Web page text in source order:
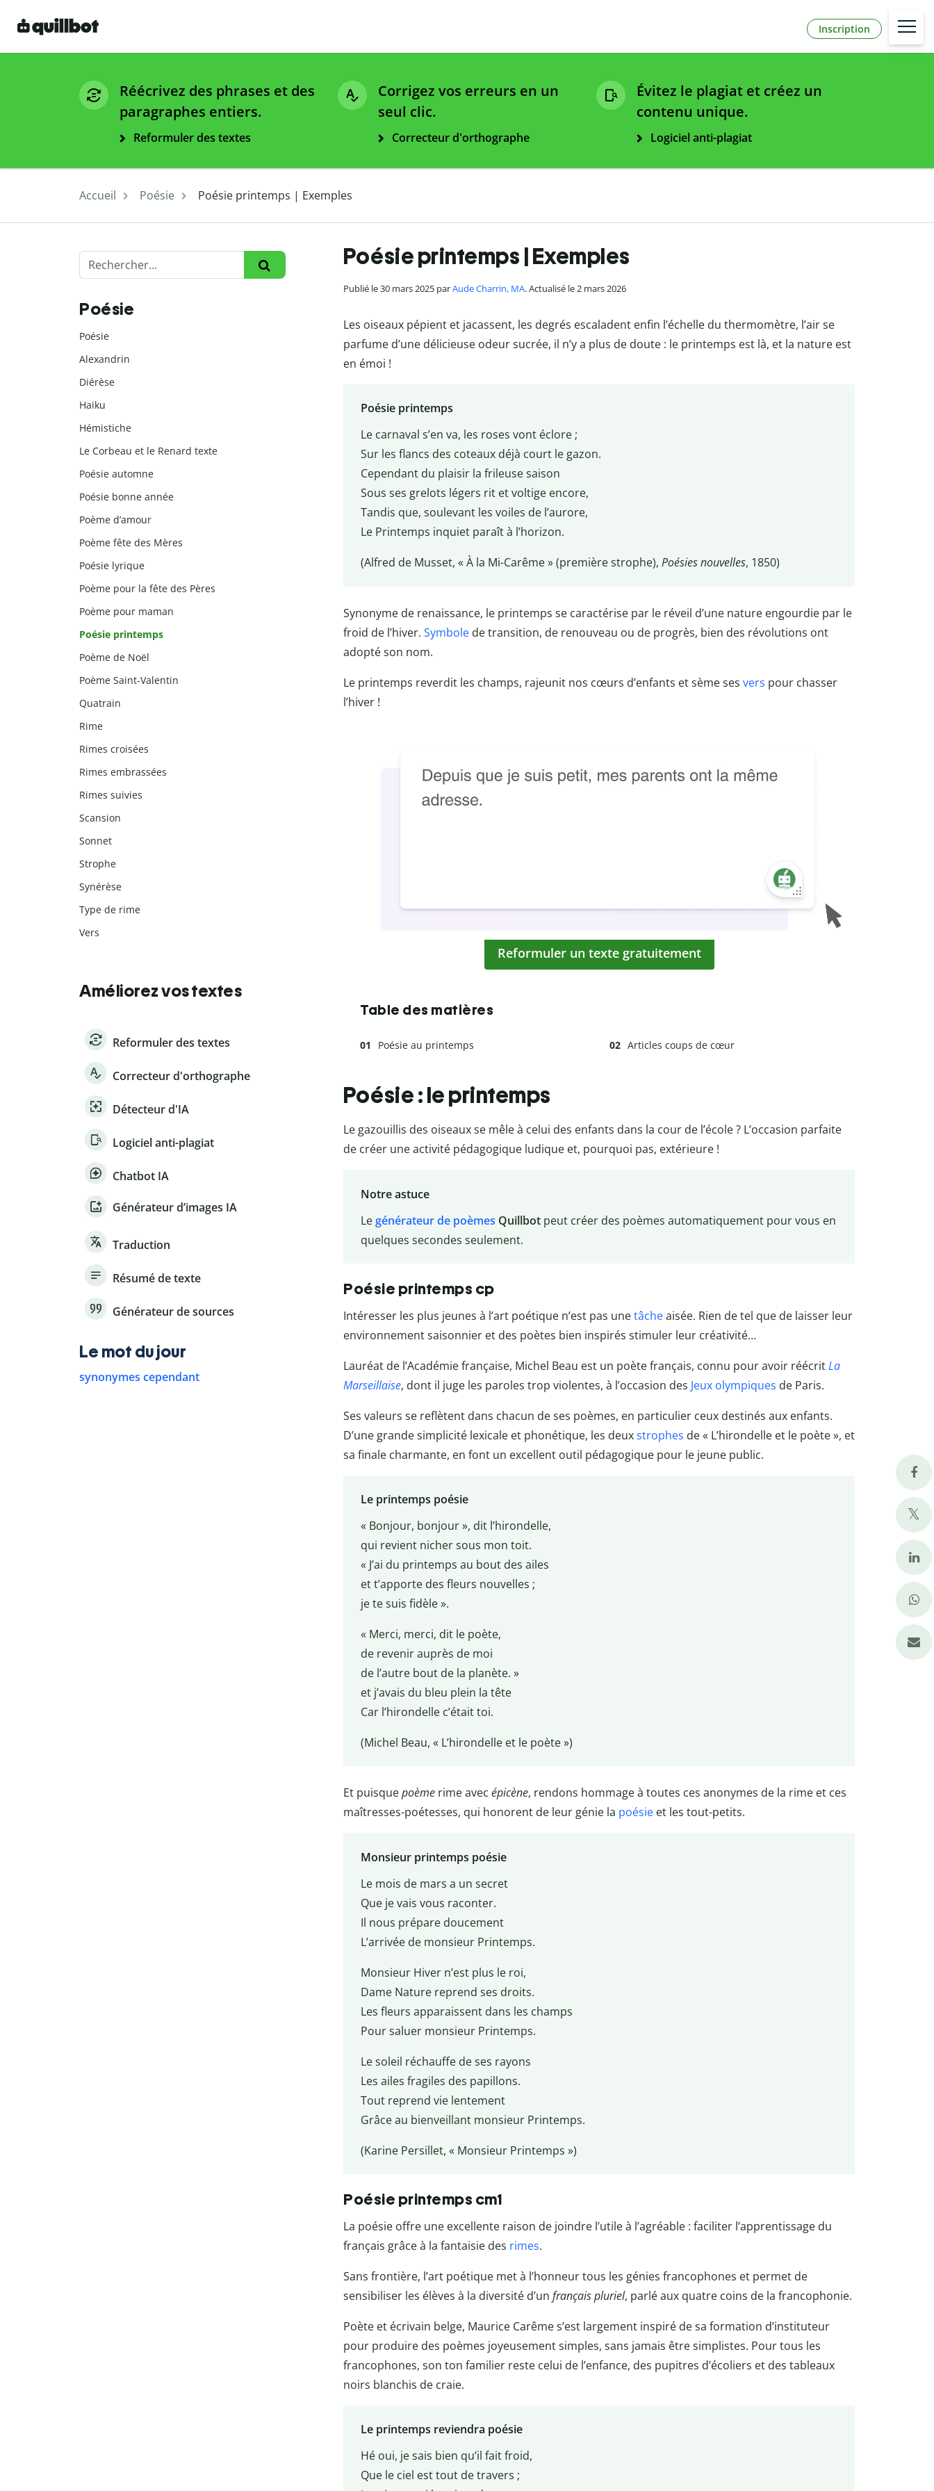
Inscription
Réécrivez des phrases et des
paragraphes entiers.
Reformuler des textes
Corrigez vos erreurs en un
seul clic.
Correcteur d'orthographe
Évitez le plagiat et créez un
contenu unique.
Logiciel anti-plagiat
Accueil Poésie Poésie printemps | Exemples
Poésie printemps | Exemples
Publié le 30 mars 2025 parAude Charrin, MA. Actualisé le 2 mars 2026
Les oiseaux pépient et jacassent, les degrés escaladent enfin l’échelle du thermomètre, l’air se
parfume d’une délicieuse odeur sucrée, il n’y a plus de doute : le printemps est là, et la nature est
en émoi !
Poésie printemps
Le carnaval s’en va, les roses vont éclore ;
Sur les flancs des coteaux déjà court le gazon.
Cependant du plaisir la frileuse saison
Sous ses grelots légers rit et voltige encore,
Tandis que, soulevant les voiles de l’aurore,
Le Printemps inquiet paraît à l’horizon.
(Alfred de Musset, « À la Mi-Carême » (première strophe), Poésies nouvelles, 1850)
Synonyme de renaissance, le printemps se caractérise par le réveil d’une nature engourdie par le
froid de l’hiver. Symbole de transition, de renouveau ou de progrès, bien des révolutions ont
adopté son nom.
Le printemps reverdit les champs, rajeunit nos cœurs d’enfants et sème ses vers pour chasser
l’hiver !
Reformuler un texte gratuitement
Table des matières
Poésie au printemps Articles coups de cœur
Poésie : le printemps
Le gazouillis des oiseaux se mêle à celui des enfants dans la cour de l’école ? L’occasion parfaite
de créer une activité pédagogique ludique et, pourquoi pas, extérieure !
Notre astuce
Legénérateur de poèmes Quillbotpeut créer des poèmes automatiquement pour vous en
quelques secondes seulement.
Poésie printemps cp
Intéresser les plus jeunes à l’art poétique n’est pas unetâcheaisée. Rien de tel que de laisser leur
environnement saisonnier et des poètes bien inspirés stimuler leur créativité…
Lauréat de l’Académie française, Michel Beau est un poète français, connu pour avoir réécritLa
Marseillaise, dont il juge les paroles trop violentes, à l’occasion des Jeux olympiques de Paris.
Ses valeurs se reflètent dans chacun de ses poèmes, en particulier ceux destinés aux enfants.
D’une grande simplicité lexicale et phonétique, les deuxstrophes de « L’hirondelle et le poète », et
sa finale charmante, en font un excellent outil pédagogique pour le jeune public.
Le printemps poésie
« Bonjour, bonjour », dit l’hirondelle,
qui revient nicher sous mon toit.
« J’ai du printemps au bout des ailes
et t’apporte des fleurs nouvelles ;
je te suis fidèle ».
« Merci, merci, dit le poète,
de revenir auprès de moi
de l’autre bout de la planète. »
et j’avais du bleu plein la tête
Car l’hirondelle c’était toi.
(Michel Beau, « L’hirondelle et le poète »)
Et puisquepoème rime avec épicène, rendons hommage à toutes ces anonymes de la rime et ces
maîtresses-poétesses, qui honorent de leur génie la poésie et les tout-petits.
Monsieur printemps poésie
Le mois de mars a un secret
Que je vais vous raconter.
Il nous prépare doucement
L’arrivée de monsieur Printemps.
Monsieur Hiver n’est plus le roi,
Dame Nature reprend ses droits.
Les fleurs apparaissent dans les champs
Pour saluer monsieur Printemps.
Le soleil réchauffe de ses rayons
Les ailes fragiles des papillons.
Tout reprend vie lentement
Grâce au bienveillant monsieur Printemps.
(Karine Persillet, « Monsieur Printemps »)
Poésie printemps cm1
La poésie offre une excellente raison de joindre l’utile à l’agréable : faciliter l’apprentissage du
français grâce à la fantaisie des rimes.
Sans frontière, l’art poétique met à l’honneur tous les génies francophones et permet de
sensibiliser les élèves à la diversité d’un français pluriel, parlé aux quatre coins de la francophonie.
Poète et écrivain belge, Maurice Carême s’est largement inspiré de sa formation d’instituteur
pour produire des poèmes joyeusement simples, sans jamais être simplistes. Pour tous les
francophones, son ton familier reste celui de l’enfance, des pupitres d’écoliers et des tableaux
noirs blanchis de craie.
Le printemps reviendra poésie
Hé oui, je sais bien qu’il fait froid,
Que le ciel est tout de travers ;
Poésie
Poésie
Alexandrin
Diérèse
Haiku
Hémistiche
Le Corbeau et le Renard texte
Poésie automne
Poésie bonne année
Poème d’amour
Poème fête des Mères
Poésie lyrique
Poème pour la fête des Pères
Poème pour maman
Poésie printemps
Poème de Noël
Poème Saint-Valentin
Quatrain
Rime
Rimes croisées
Rimes embrassées
Rimes suivies
Scansion
Sonnet
Strophe
Synérèse
Type de rime
Vers
Améliorez vos textes
Reformuler des textes
Correcteur d'orthographe
Détecteur d'IA
Logiciel anti-plagiat
Chatbot IA
Générateur d’images IA
Traduction
Résumé de texte
Générateur de sources
Le mot du jour
synonymes cependant